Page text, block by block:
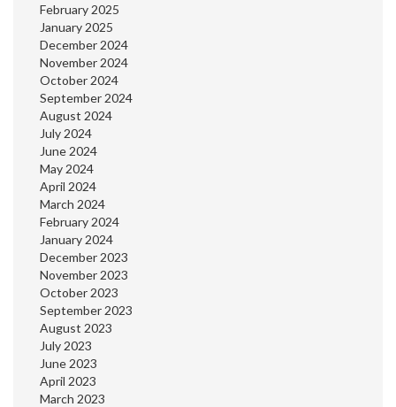
February 2025
January 2025
December 2024
November 2024
October 2024
September 2024
August 2024
July 2024
June 2024
May 2024
April 2024
March 2024
February 2024
January 2024
December 2023
November 2023
October 2023
September 2023
August 2023
July 2023
June 2023
April 2023
March 2023